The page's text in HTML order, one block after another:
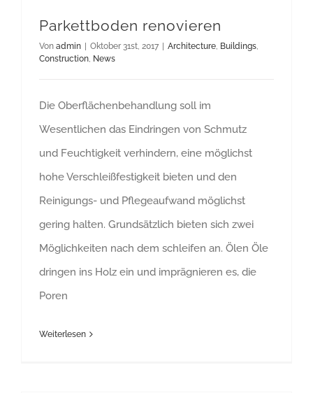
Parkettboden renovieren
Von admin | Oktober 31st, 2017 | Architecture Buildings
Construction News
Die Oberflächenbehandlung soll im
Wesentlichen das Eindringen von Schmutz
und Feuchtigkeit verhindern, eine möglichst
hohe Verschleißfestigkeit bieten und den
Reinigungs- und Pflegeaufwand möglichst
gering halten. Grundsätzlich bieten sich zwei
Möglichkeiten nach dem schleifen an. Ölen Öle
dringen ins Holz ein und imprägnieren es, die
Poren
Weiterlesen